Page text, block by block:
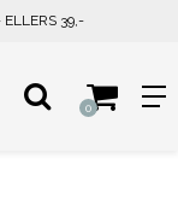
500,- ELLERS 39,-
0